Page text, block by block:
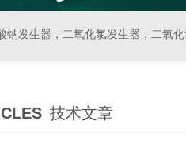
器，二氧化氯发生器，二氧化氯投加器，缓释消毒器
技术文章